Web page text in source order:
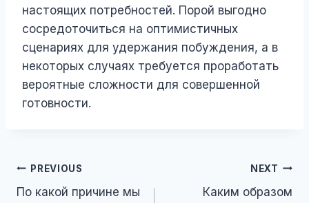
настоящих потребностей. Порой выгодно
сосредоточиться на оптимистичных
сценариях для удержания побуждения, а в
некоторых случаях требуется проработать
вероятные сложности для совершенной
готовности.
PREVIOUS
По какой причине мы
NEXT
Каким образом